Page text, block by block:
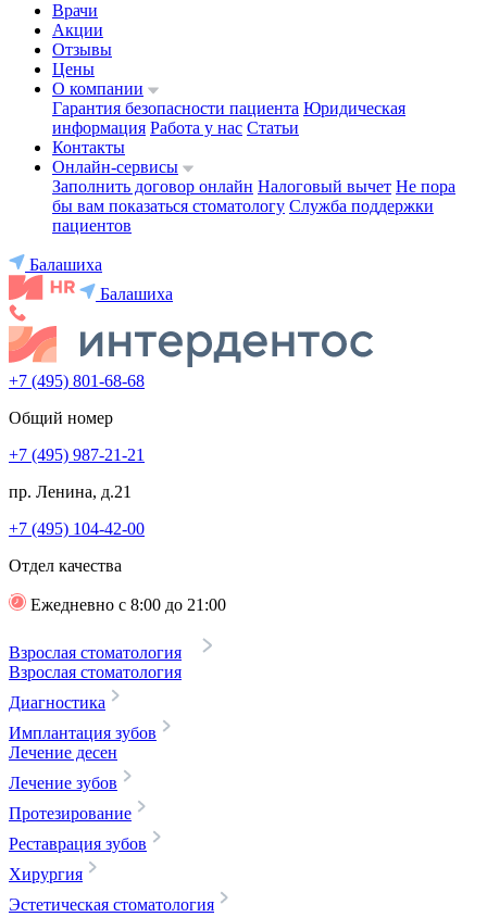
Врачи
Акции
Отзывы
Цены
О компании
Гарантия безопасности пациента Юридическая
информация Работа у нас Статьи
Контакты
Онлайн-сервисы
Заполнить договор онлайн Налоговый вычет Не пора
бы вам показаться стоматологу Служба поддержки
пациентов
Балашиха
Балашиха
+7 (495) 801-68-68
Общий номер
+7 (495) 987-21-21
пр. Ленина, д.21
+7 (495) 104-42-00
Отдел качества
Ежедневно с 8:00 до 21:00
Взрослая стоматология
Взрослая стоматология
Диагностика
Имплантация зубов
Лечение десен
Лечение зубов
Протезирование
Реставрация зубов
Хирургия
Эстетическая стоматология